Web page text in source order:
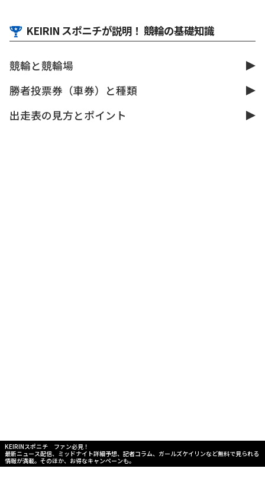
KEIRIN スポニチが説明！ 競輪の基礎知識
競輪と競輪場
勝者投票券（車券）と種類
出走表の見方とポイント
KEIRINスポニチ ファン必見！
最新ニュース配信、ミッドナイト詳細予想、記者コラム、ガールズケイリンなど無料で見られる
情報が満載。そのほか、お得なキャンペーンも。